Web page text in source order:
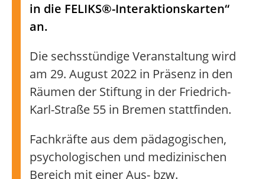
in die FELIKS®-Interaktionskarten“
an.
Die sechsstündige Veranstaltung wird
am 29. August 2022 in Präsenz in den
Räumen der Stiftung in der Friedrich-
Karl-Straße 55 in Bremen stattfinden.
Fachkräfte aus dem pädagogischen,
psychologischen und medizinischen
Bereich mit einer Aus- bzw.